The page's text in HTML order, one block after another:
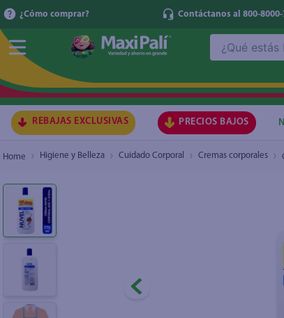
¿Cómo comprar? Contáctanos al 800-8000-
REBAJAS EXCLUSIVAS PRECIOS BAJOS
Higiene y Belleza Cuidado Corporal Cremas corporales
Crema Nuvel Corporal Miel Y Avena
1
2
7
8